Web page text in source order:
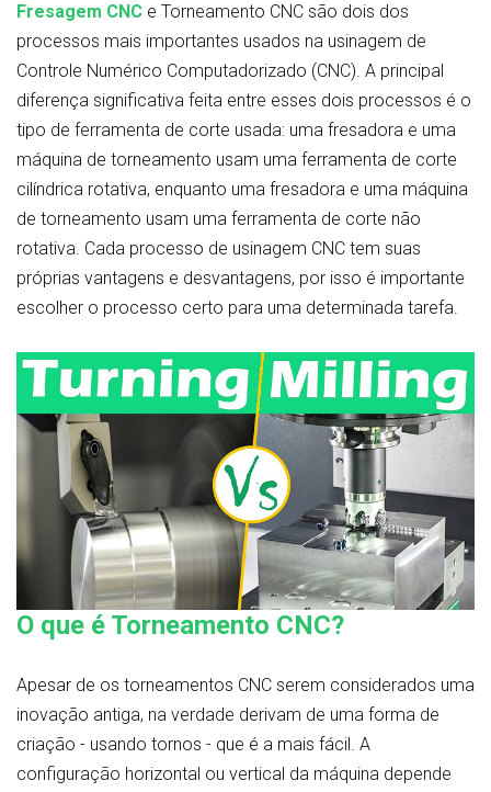
Fresagem CNC e Torneamento CNC são dois dos
processos mais importantes usados na usinagem de
Controle Numérico Computadorizado (CNC). A principal
diferença significativa feita entre esses dois processos é o
tipo de ferramenta de corte usada: uma fresadora e uma
máquina de torneamento usam uma ferramenta de corte
cilíndrica rotativa, enquanto uma fresadora e uma máquina
de torneamento usam uma ferramenta de corte não
rotativa. Cada processo de usinagem CNC tem suas
próprias vantagens e desvantagens, por isso é importante
escolher o processo certo para uma determinada tarefa.
O que é Torneamento CNC?
Apesar de os torneamentos CNC serem considerados uma
inovação antiga, na verdade derivam de uma forma de
criação - usando tornos - que é a mais fácil. A
configuração horizontal ou vertical da máquina depende